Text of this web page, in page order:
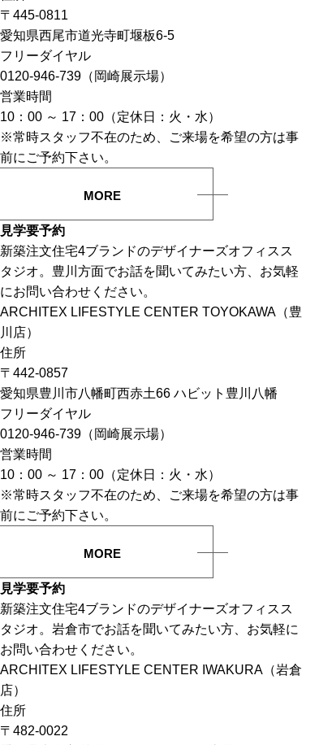
〒445-0811
愛知県西尾市道光寺町堰板6-5
フリーダイヤル
0120-946-739（岡崎展示場）
営業時間
10：00 ～ 17：00（定休日：火・水）
※常時スタッフ不在のため、ご来場を希望の方は事
前にご予約下さい。
MORE
見学要予約
新築注文住宅4ブランドのデザイナーズオフィスス
タジオ。豊川方面でお話を聞いてみたい方、お気軽
にお問い合わせください。
ARCHITEX LIFESTYLE CENTER TOYOKAWA（豊
川店）
住所
〒442-0857
愛知県豊川市八幡町西赤土66 ハビット豊川八幡
フリーダイヤル
0120-946-739（岡崎展示場）
営業時間
10：00 ～ 17：00（定休日：火・水）
※常時スタッフ不在のため、ご来場を希望の方は事
前にご予約下さい。
MORE
見学要予約
新築注文住宅4ブランドのデザイナーズオフィスス
タジオ。岩倉市でお話を聞いてみたい方、お気軽に
お問い合わせください。
ARCHITEX LIFESTYLE CENTER IWAKURA（岩倉
店）
住所
〒482-0022